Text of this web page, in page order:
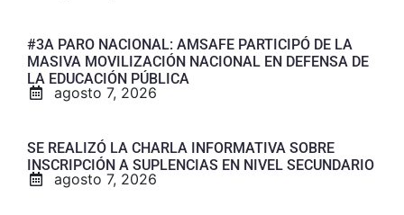
#3A PARO NACIONAL: AMSAFE PARTICIPÓ DE LA
MASIVA MOVILIZACIÓN NACIONAL EN DEFENSA DE
LA EDUCACIÓN PÚBLICA
agosto 7, 2026
SE REALIZÓ LA CHARLA INFORMATIVA SOBRE
INSCRIPCIÓN A SUPLENCIAS EN NIVEL SECUNDARIO
agosto 7, 2026